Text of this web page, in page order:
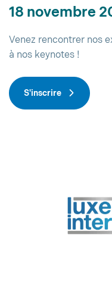
18 novembre
Venez rencontrer nos
à nos keynotes !
S'inscrire